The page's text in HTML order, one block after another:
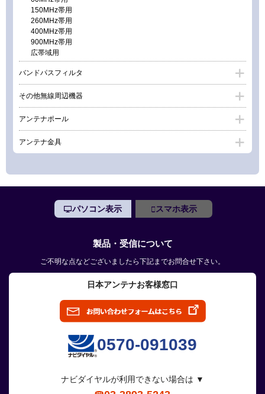
150MHz帯用
260MHz帯用
400MHz帯用
900MHz帯用
広帯域用
バンドパスフィルタ
その他無線周辺機器
アンテナポール
アンテナ金具
パソコン表示 スマホ表示
製品・受信について
ご不明な点などございましたら下記までお問合せ下さい。
日本アンテナお客様窓口
0570-091039
ナビダイヤルが利用できない場合は ▼